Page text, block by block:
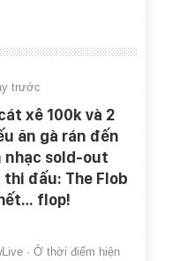
trước
xê 100k và 2
ăn gà rán đến
nhạc sold-out
thi đấu: The Flob
flop!
· Ở thời điểm hiện